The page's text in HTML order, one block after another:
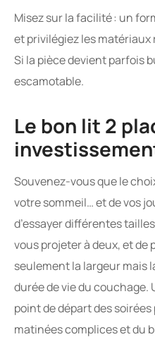
Misez sur la facilité : un
et privilégiez les
Si la pièce devient parfois
escamotable.
Le bon lit 2
Souvenez-vous que le
votre sommeil… et de vos
d’essayer différentes
vous projeter à deux, et de
seulement la largeur mais
durée de vie du couchage.
point de départ des
matinées complices et du